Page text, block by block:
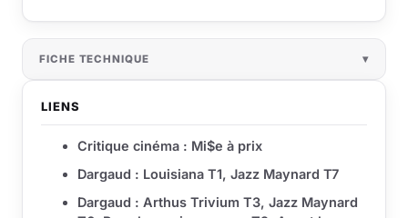
FICHE TECHNIQUE
LIENS
Critique cinéma : Mi$e à prix
Dargaud : Louisiana T1, Jazz Maynard T7
Dargaud : Arthus Trivium T3, Jazz Maynard